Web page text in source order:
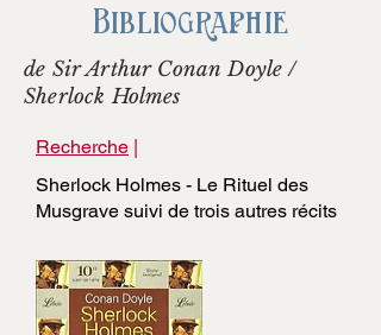
Bibliographie
de Sir Arthur Conan Doyle /
Sherlock Holmes
Recherche |
Sherlock Holmes - Le Rituel des
Musgrave suivi de trois autres récits